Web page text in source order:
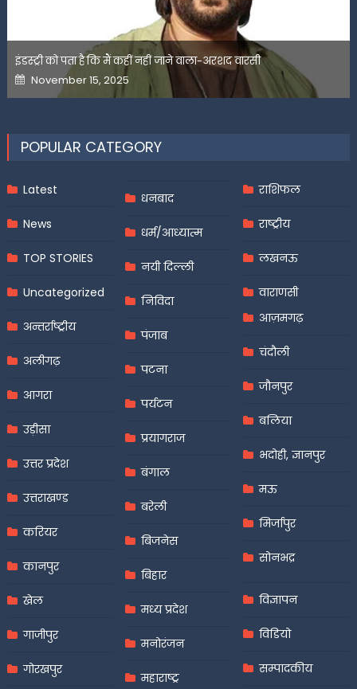
इंडस्ट्री को पता है कि मैं कहीं नहीं जाने वाला-अरशद वारसी
Posted
on
November 15, 2025
POPULAR CATEGORY
Latest
News
TOP STORIES
Uncategorized
अन्तर्राष्ट्रीय
अलीगढ़
आगरा
उड़ीसा
उत्तर प्रदेश
उत्तराखण्ड
करियर
कानपुर
खेल
गाजीपुर
गोरखपुर
धनबाद
धर्म/आध्यात्म
नयी दिल्ली
निविदा
पंजाब
पटना
पर्यटन
प्रयागराज
बंगाल
बरेली
बिजनेस
बिहार
मध्य प्रदेश
मनोरंजन
महाराष्ट्र
राशिफल
राष्ट्रीय
लखनऊ
वाराणसी
आज़मगढ़
चंदौली
जौनपुर
बलिया
भदोही, ज्ञानपुर
मऊ
मिर्जापुर
सोनभद्र
विज्ञापन
विडियो
सम्पादकीय